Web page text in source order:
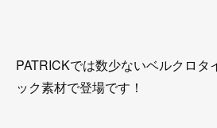
PATRICKでは数少ないベルクロタ
ック素材で登場です！